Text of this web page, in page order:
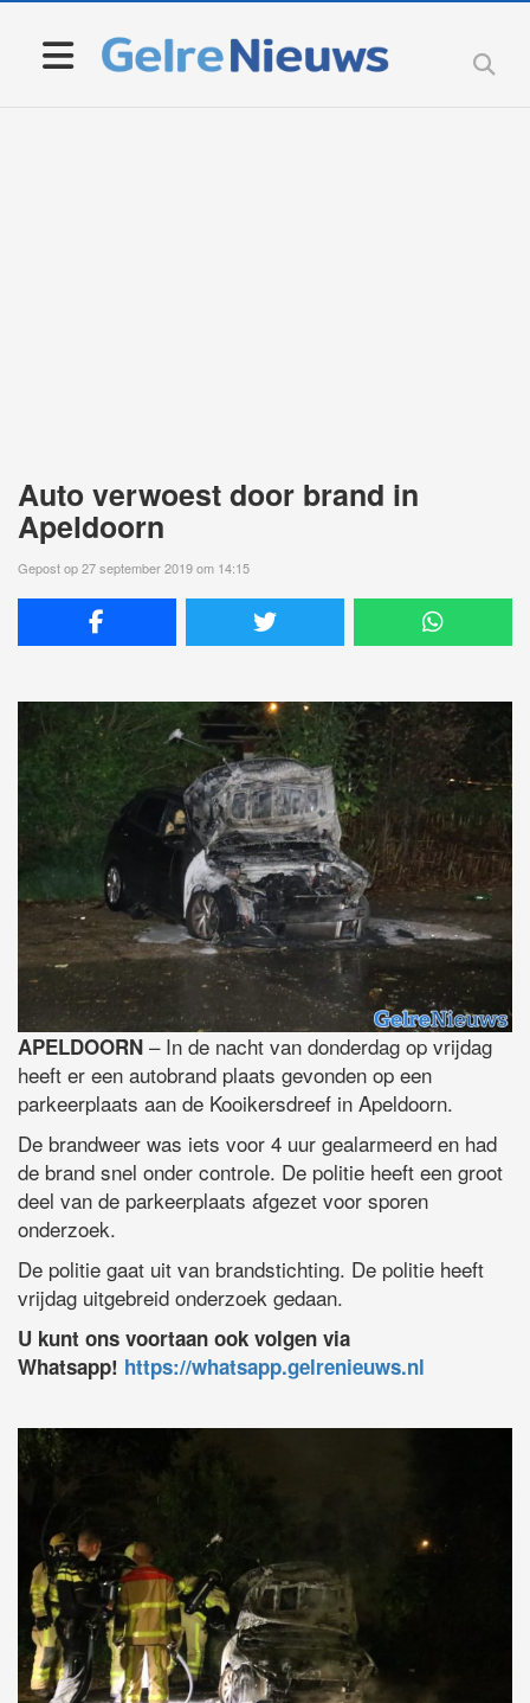
Auto verwoest door brand in
Apeldoorn
Gepost op 27 september 2019 om 14:15
APELDOORN – In de nacht van donderdag op vrijdag
heeft er een autobrand plaats gevonden op een
parkeerplaats aan de Kooikersdreef in Apeldoorn.
De brandweer was iets voor 4 uur gealarmeerd en had
de brand snel onder controle. De politie heeft een groot
deel van de parkeerplaats afgezet voor sporen
onderzoek.
De politie gaat uit van brandstichting. De politie heeft
vrijdag uitgebreid onderzoek gedaan.
U kunt ons voortaan ook volgen via
Whatsapp! https://whatsapp.gelrenieuws.nl